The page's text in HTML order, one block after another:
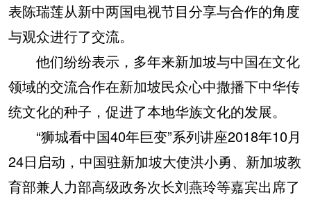
表陈瑞莲从新中两国电视节目分享与合作的角度
与观众进行了交流。
他们纷纷表示，多年来新加坡与中国在文化
领域的交流合作在新加坡民众心中撒播下中华传
统文化的种子，促进了本地华族文化的发展。
“狮城看中国40年巨变”系列讲座2018年10月
24日启动，中国驻新加坡大使洪小勇、新加坡教
育部兼人力部高级政务次长刘燕玲等嘉宾出席了